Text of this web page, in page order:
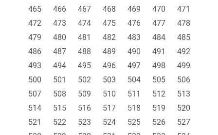
465
466 467 468 469 470
471
472
473 474 475 476 477
478
479
480 481 482 483 484
485
486
487 488 489 490 491
492
493
494 495 496 497 498
499
500
501 502 503 504 505
506
507
508 509 510 511 512
513
514
515 516 517 518 519
520
521
522 523 524 525 526
527